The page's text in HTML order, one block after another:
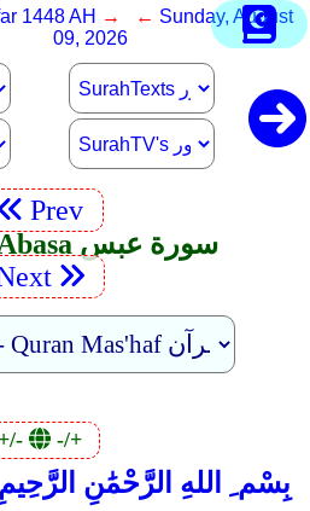
1448 AH → ← Sunday, August
09, 2026
Prev
80. Surah 'Abasa سورة عبس
-/+
بِسْم ِ اللهِ الرَّحْمَٰنِ الرَّحِيمِ